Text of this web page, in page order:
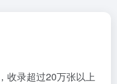
收录超过20万张以上